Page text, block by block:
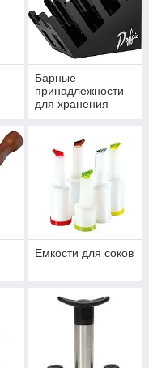
Барные
принадлежности
для хранения
Емкости для соков